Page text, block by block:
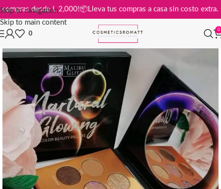
Skip to navigation
Skip to main content
en compras desde L 2,000!📦Lleva tus compras a casa sin costo
0
0